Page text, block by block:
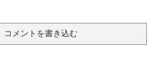
コメントを書き込む